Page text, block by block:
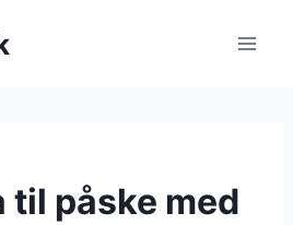
til påske med